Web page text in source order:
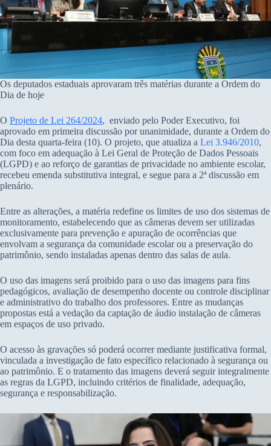
Os deputados estaduais aprovaram três matérias durante a Ordem do
Dia de hoje
O Projeto de Lei 264/2024, enviado pelo Poder Executivo, foi
aprovado em primeira discussão por unanimidade, durante a Ordem do
Dia desta quarta-feira (10). O projeto, que atualiza a Lei 3.946/2010,
com foco em adequação à Lei Geral de Proteção de Dados Pessoais
(LGPD) e ao reforço de garantias de privacidade no ambiente escolar,
recebeu emenda substitutiva integral, e segue para a 2ª discussão em
plenário.
Entre as alterações, a matéria redefine os limites de uso dos sistemas de
monitoramento, estabelecendo que as câmeras devem ser utilizadas
exclusivamente para prevenção e apuração de ocorrências que
envolvam a segurança da comunidade escolar ou a preservação do
patrimônio, sendo instaladas apenas dentro das salas de aula.
O uso das imagens será proibido para o uso das imagens para fins
pedagógicos, avaliação de desempenho docente ou controle disciplinar
e administrativo do trabalho dos professores. Entre as mudanças
propostas está a vedação da captação de áudio instalação de câmeras
em espaços de uso privado.
O acesso às gravações só poderá ocorrer mediante justificativa formal,
vinculada a investigação de fato específico relacionado à segurança ou
ao patrimônio. E o tratamento das imagens deverá seguir integralmente
as regras da LGPD, incluindo critérios de finalidade, adequação,
segurança e responsabilização.